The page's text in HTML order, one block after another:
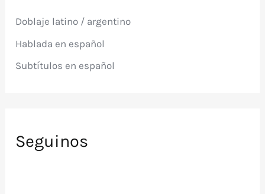
o
:
Doblaje latino / argentino
Hablada en español
Subtítulos en español
Seguinos